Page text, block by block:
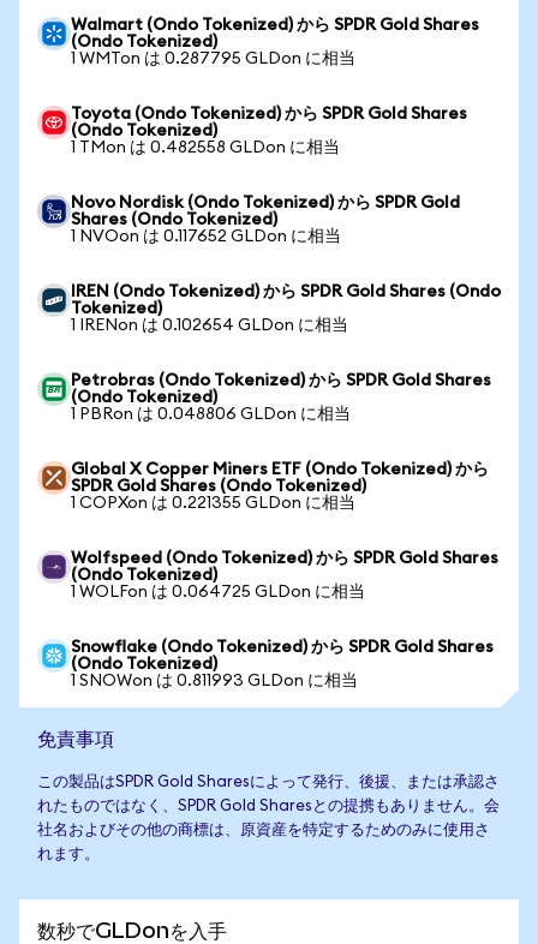
Walmart (Ondo Tokenized) から SPDR Gold Shares
(Ondo Tokenized)
1 WMTon は 0.287795 GLDon に相当
Toyota (Ondo Tokenized) から SPDR Gold Shares
(Ondo Tokenized)
1 TMon は 0.482558 GLDon に相当
Novo Nordisk (Ondo Tokenized) から SPDR Gold
Shares (Ondo Tokenized)
1 NVOon は 0.117652 GLDon に相当
IREN (Ondo Tokenized) から SPDR Gold Shares (Ondo
Tokenized)
1 IRENon は 0.102654 GLDon に相当
Petrobras (Ondo Tokenized) から SPDR Gold Shares
(Ondo Tokenized)
1 PBRon は 0.048806 GLDon に相当
Global X Copper Miners ETF (Ondo Tokenized) から
SPDR Gold Shares (Ondo Tokenized)
1 COPXon は 0.221355 GLDon に相当
Wolfspeed (Ondo Tokenized) から SPDR Gold Shares
(Ondo Tokenized)
1 WOLFon は 0.064725 GLDon に相当
Snowflake (Ondo Tokenized) から SPDR Gold Shares
(Ondo Tokenized)
1 SNOWon は 0.811993 GLDon に相当
免責事項
この製品はSPDR Gold Sharesによって発行、後援、または承認さ
れたものではなく、SPDR Gold Sharesとの提携もありません。会
社名およびその他の商標は、原資産を特定するためのみに使用さ
れます。
数秒でGLDonを入手